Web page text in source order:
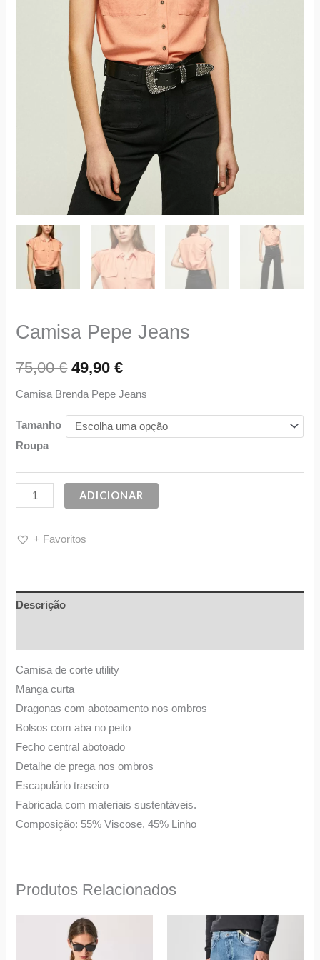
Camisa Pepe Jeans
75,00€ 49,90€
Camisa Brenda Pepe Jeans
Tamanho
Roupa
ADICIONAR
+ Favoritos
Descrição
Camisa de corte utility
Manga curta
Dragonas com abotoamento nos ombros
Bolsos com aba no peito
Fecho central abotoado
Detalhe de prega nos ombros
Escapulário traseiro
Fabricada com materiais sustentáveis.
Composição: 55% Viscose, 45% Linho
Produtos Relacionados
This
product